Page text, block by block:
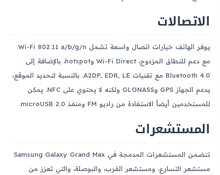
الاتصالات
يوفر الهاتف خيارات اتصال واسعة تشمل Wi-Fi 802.11 a/b/g/n
مع دعم للنطاق المزدوج، Wi-Fi Direct وhotspot، بالإضافة إلى
Bluetooth 4.0 مع تقنيات A2DP, EDR, LE. بالنسبة لتحديد الموقع،
يدعم الجهاز GPS وGLONASS ولكنه لا يحتوي على NFC. يمكن
للمستخدمين أيضاً الاستفادة من راديو FM ومنفذ microUSB 2.0.
المستشعرات
تتضمن المستشعرات المدمجة في Samsung Galaxy Grand Max
مستشعر التسارع، ومستشعر القرب، والبوصلة، والتي تعزز من